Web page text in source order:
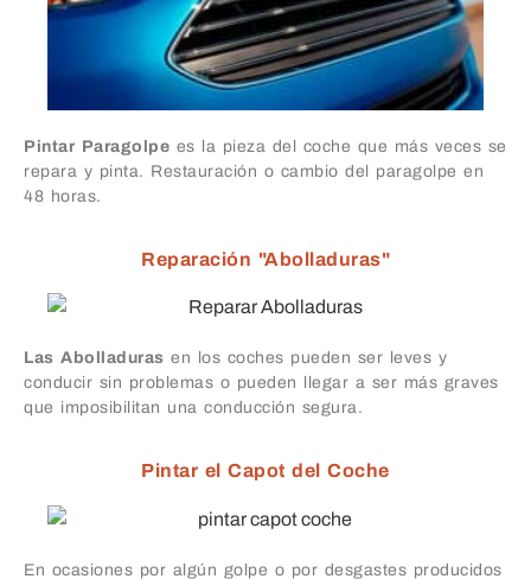
Pintar Paragolpe es la pieza del coche que más veces se
repara y pinta. Restauración o cambio del paragolpe en
48 horas.
Reparación "Abolladuras"
Las Abolladuras en los coches pueden ser leves y
conducir sin problemas o pueden llegar a ser más graves
que imposibilitan una conducción segura.
Pintar el Capot del Coche
En ocasiones por algún golpe o por desgastes producidos